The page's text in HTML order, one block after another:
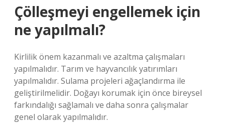
Çölleşmeyi engellemek için
ne yapılmalı?
Kirlilik önem kazanmalı ve azaltma çalışmaları
yapılmalıdır. Tarım ve hayvancılık yatırımları
yapılmalıdır. Sulama projeleri ağaçlandırma ile
geliştirilmelidir. Doğayı korumak için önce bireysel
farkındalığı sağlamalı ve daha sonra çalışmalar
genel olarak yapılmalıdır.